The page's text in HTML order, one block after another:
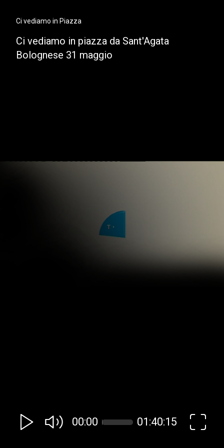
Ci vediamo in Piazza
Ci vediamo in piazza da Sant'Agata
Bolognese 31 maggio
00:00 01:40:15